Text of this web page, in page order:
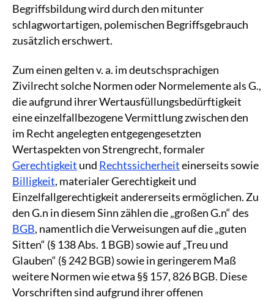
Begriffsbildung wird durch den mitunter
schlagwortartigen, polemischen Begriffsgebrauch
zusätzlich erschwert.
Zum einen gelten v. a. im deutschsprachigen
Zivilrecht solche Normen oder Normelemente als G.,
die aufgrund ihrer Wertausfüllungsbedürftigkeit
eine einzelfallbezogene Vermittlung zwischen den
im Recht angelegten entgegengesetzten
Wertaspekten von Strengrecht, formaler
Gerechtigkeit und Rechtssicherheiteinerseits sowie
Billigkeit, materialer Gerechtigkeit und
Einzelfallgerechtigkeit andererseits ermöglichen. Zu
den G.n in diesem Sinn zählen die „großen G.n“ des
BGB, namentlich die Verweisungen auf die „guten
Sitten“ (§ 138 Abs. 1 BGB) sowie auf „Treu und
Glauben“ (§ 242 BGB) sowie in geringerem Maß
weitere Normen wie etwa §§ 157, 826 BGB. Diese
Vorschriften sind aufgrund ihrer offenen